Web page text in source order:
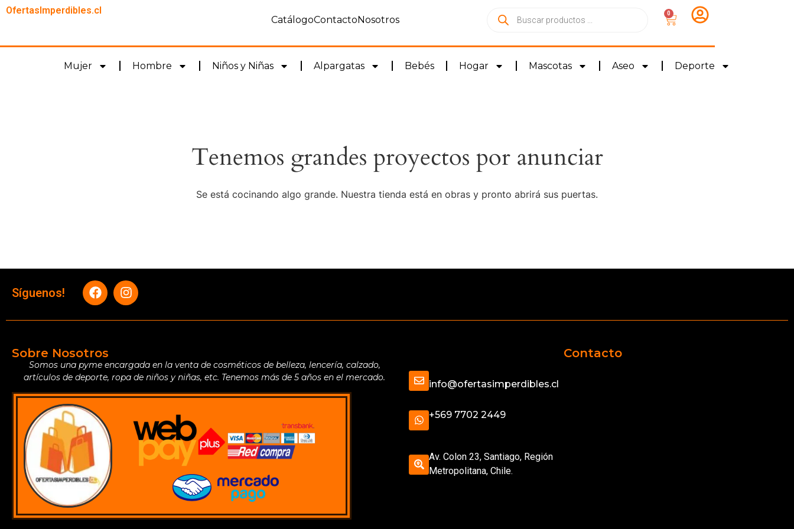
OfertasImperdibles.cl
CatálogoContactoNosotros
0
Mujer Hombre Niños y Niñas Alpargatas Bebés Hogar Mascotas Aseo Deporte
Tenemos grandes proyectos por anunciar
Se está cocinando algo grande. Nuestra tienda está en obras y pronto abrirá sus puertas.
Síguenos!
Sobre Nosotros
Somos una pyme encargada en la venta de cosméticos de belleza, lencería, calzado,
artículos de deporte, ropa de niños y niñas, etc. Tenemos más de 5 años en el mercado.
Contacto
info@ofertasimperdibles.cl
+569 7702 2449
Av. Colon 23, Santiago, Región
Metropolitana, Chile.